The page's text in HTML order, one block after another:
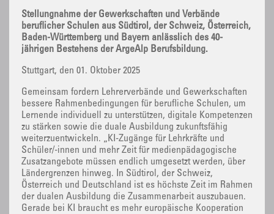
Stellungnahme der Gewerkschaften und Verbände
beruflicher Schulen aus Südtirol, der Schweiz, Österreich,
Baden-Württemberg und Bayern anlässlich des 40-
jährigen Bestehens der ArgeAlp Berufsbildung.
Stuttgart, den 01. Oktober 2025
Gemeinsam fordern Lehrerverbände und Gewerkschaften
bessere Rahmenbedingungen für berufliche Schulen, um
Lernende individuell zu unterstützen, digitale Kompetenzen
zu stärken sowie die duale Ausbildung zukunftsfähig
weiterzuentwickeln. „KI-Zugänge für Lehrkräfte und
Schüler/-innen und mehr Zeit für medienpädagogische
Zusatzangebote müssen endlich umgesetzt werden, über
Ländergrenzen hinweg. In Südtirol, der Schweiz,
Österreich und Deutschland ist es höchste Zeit im Rahmen
der dualen Ausbildung die Zusammenarbeit auszubauen.
Gerade bei KI braucht es mehr europäische Kooperation